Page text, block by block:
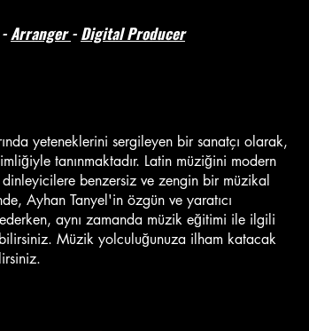
Arranger- Digital Producer
yeteneklerini sergileyen bir sanatçı olarak,
tanınmaktadır. Latin müziğini modern
benzersiz ve zengin bir müzikal
Ayhan Tanyel'in özgün ve yaratıcı
aynı zamanda müzik eğitimi ile ilgili
Müzik yolculuğunuza ilham katacak